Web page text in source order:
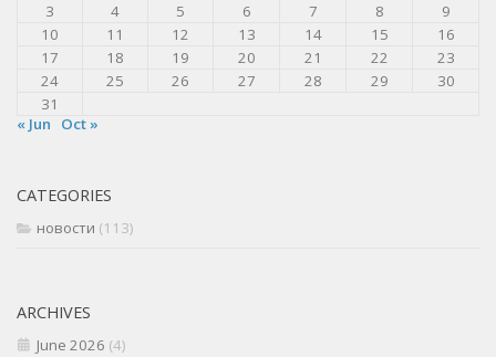
3
4 5 6 7 8
9
10
11 12 13 14 15
16
17
18 19 20 21 22
23
24
25 26 27 28 29
30
31
« Jun
Oct »
CATEGORIES
новости (113)
ARCHIVES
June 2026 (4)